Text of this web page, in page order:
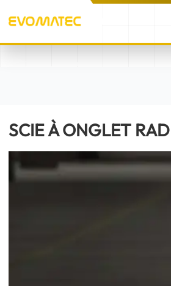
SCIE À ONGLET